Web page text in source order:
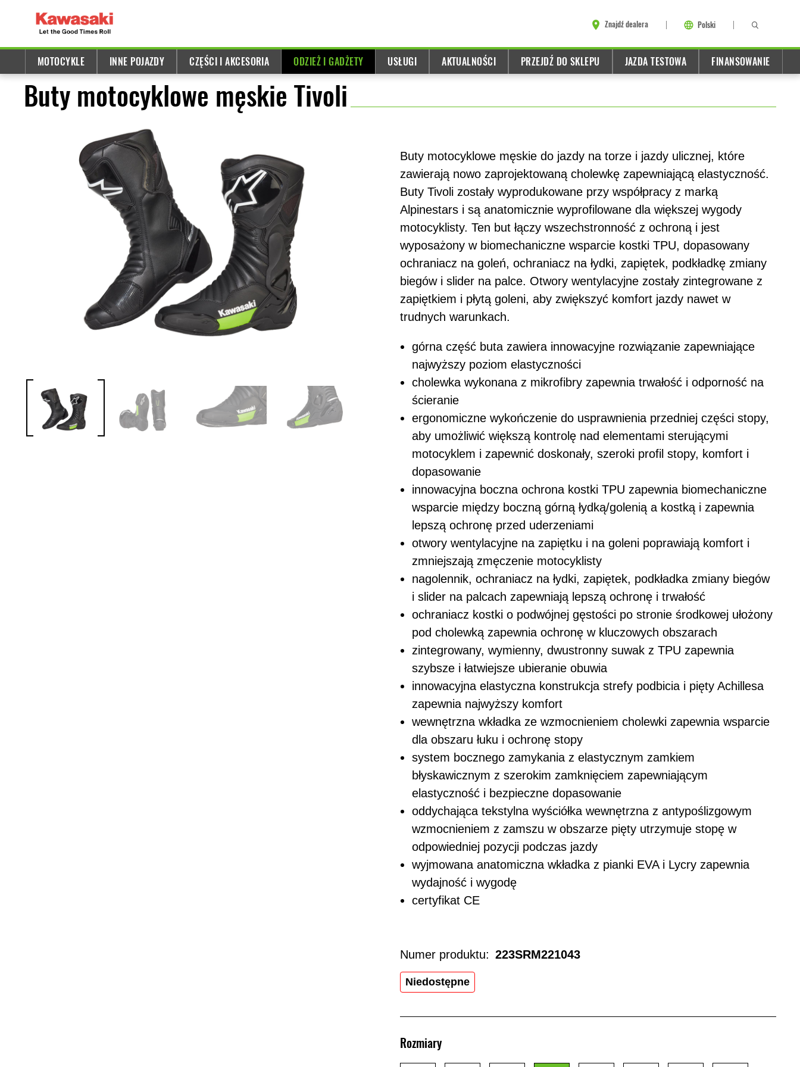
Znajdź dealera Polski
MOTOCYKLE INNE POJAZDY CZĘŚCI I AKCESORIA ODZIEŻ I GADŻETY USŁUGI AKTUALNOŚCI PRZEJDŹ DO SKLEPU JAZDA TESTOWA FINANSOWANIE
Buty motocyklowe męskie Tivoli
Buty motocyklowe męskie do jazdy na torze i jazdy ulicznej, które
zawierają nowo zaprojektowaną cholewkę zapewniającą elastyczność.
Buty Tivoli zostały wyprodukowane przy współpracy z marką
Alpinestars i są anatomicznie wyprofilowane dla większej wygody
motocyklisty. Ten but łączy wszechstronność z ochroną i jest
wyposażony w biomechaniczne wsparcie kostki TPU, dopasowany
ochraniacz na goleń, ochraniacz na łydki, zapiętek, podkładkę zmiany
biegów i slider na palce. Otwory wentylacyjne zostały zintegrowane z
zapiętkiem i płytą goleni, aby zwiększyć komfort jazdy nawet w
trudnych warunkach.
górna część buta zawiera innowacyjne rozwiązanie zapewniające
najwyższy poziom elastyczności
cholewka wykonana z mikrofibry zapewnia trwałość i odporność na
ścieranie
ergonomiczne wykończenie do usprawnienia przedniej części stopy,
aby umożliwić większą kontrolę nad elementami sterującymi
motocyklem i zapewnić doskonały, szeroki profil stopy, komfort i
dopasowanie
innowacyjna boczna ochrona kostki TPU zapewnia biomechaniczne
wsparcie między boczną górną łydką/golenią a kostką i zapewnia
lepszą ochronę przed uderzeniami
otwory wentylacyjne na zapiętku i na goleni poprawiają komfort i
zmniejszają zmęczenie motocyklisty
nagolennik, ochraniacz na łydki, zapiętek, podkładka zmiany biegów
i slider na palcach zapewniają lepszą ochronę i trwałość
ochraniacz kostki o podwójnej gęstości po stronie środkowej ułożony
pod cholewką zapewnia ochronę w kluczowych obszarach
zintegrowany, wymienny, dwustronny suwak z TPU zapewnia
szybsze i łatwiejsze ubieranie obuwia
innowacyjna elastyczna konstrukcja strefy podbicia i pięty Achillesa
zapewnia najwyższy komfort
wewnętrzna wkładka ze wzmocnieniem cholewki zapewnia wsparcie
dla obszaru łuku i ochronę stopy
system bocznego zamykania z elastycznym zamkiem
błyskawicznym z szerokim zamknięciem zapewniającym
elastyczność i bezpieczne dopasowanie
oddychająca tekstylna wyściółka wewnętrzna z antypoślizgowym
wzmocnieniem z zamszu w obszarze pięty utrzymuje stopę w
odpowiedniej pozycji podczas jazdy
wyjmowana anatomiczna wkładka z pianki EVA i Lycry zapewnia
wydajność i wygodę
certyfikat CE
Niedostępne
Rozmiary
Numer produktu: 223SRM221043